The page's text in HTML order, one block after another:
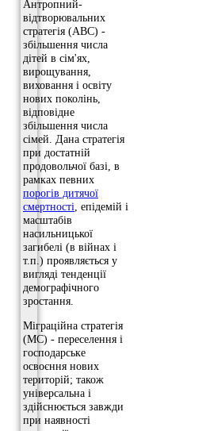
Антропний-
відтворювальних
стратегія (АВС) -
збільшення числа
дітей в сім'ях,
вирощування,
виховання і освіту
нових поколінь,
відповідне
збільшення числа
сімей. Дана стратегія
при достатній
продовольчої базі, в
рамках певних
порогів дитячої
смертності , епідемій і
масштабів
насильницької
загибелі (в війнах і
т.п.) проявляється у
вигляді тенденції
демографічного
зростання.
Міграційна стратегія
(МС) - переселення і
господарське
освоєння нових
територій; також
універсальна і
здійснюється завжди
при наявності